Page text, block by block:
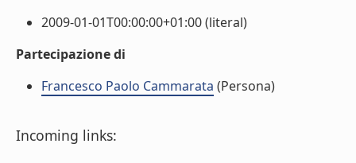
2009-01-01T00:00:00+01:00 (literal)
Partecipazione di
Francesco Paolo Cammarata (Persona)
Incoming links: